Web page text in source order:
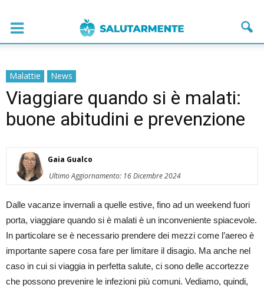
Malattie News
Viaggiare quando si è malati:
buone abitudini e prevenzione
Gaia Gualco
Ultimo Aggiornamento: 16 Dicembre 2024
Dalle vacanze invernali a quelle estive, fino ad un weekend fuori
porta, viaggiare quando si è malati è un inconveniente spiacevole.
In particolare se è necessario prendere dei mezzi come l’aereo è
importante sapere cosa fare per limitare il disagio. Ma anche nel
caso in cui si viaggia in perfetta salute, ci sono delle accortezze
che possono prevenire le infezioni più comuni. Vediamo, quindi,